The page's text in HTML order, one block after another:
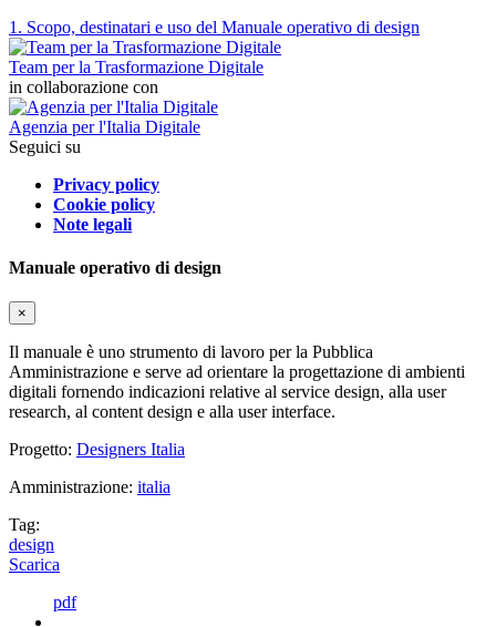
1. Scopo, destinatari e uso del Manuale operativo di design
Team per la Trasformazione Digitale
in collaborazione con
Agenzia per l'Italia Digitale
Seguici su
Privacy policy
Cookie policy
Note legali
Manuale operativo di design
×
Il manuale è uno strumento di lavoro per la Pubblica
Amministrazione e serve ad orientare la progettazione di ambienti
digitali fornendo indicazioni relative al service design, alla user
research, al content design e alla user interface.
Progetto: Designers Italia
Amministrazione: italia
Tag:
design
Scarica
pdf